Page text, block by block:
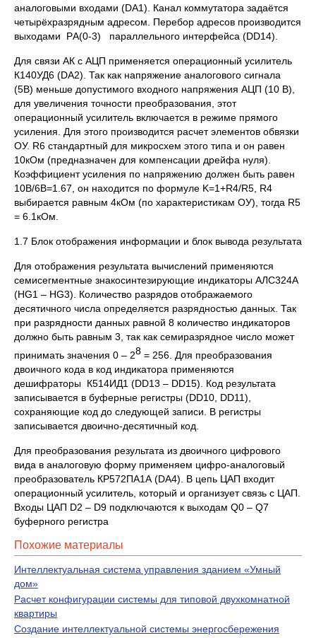
аналоговыми входами (DА1). Канал коммутатора задаётся
четырёхразрядным адресом. Перебор адресов производится
выходами PА(0-3) параллельного интерфейса (DD14).
Для связи АК с АЦП применяется операционный усилитель
К140УД6 (DA2). Так как напряжение аналогового сигнала
(5В) меньше допустимого входного напряжения АЦП (10 В),
для увеличения точности преобразования, этот
операционный усилитель включается в режиме прямого
усиления. Для этого производится расчет элементов обвязки
ОУ. R6 стандартный для микросхем этого типа и он равен
10кОм (предназначен для компенсации дрейфа нуля).
Коэффициент усиления по напряжению должен быть равен
10В/6В=1.67, он находится по формуле K=1+R4/R5, R4
выбирается равным 4кОм (по характеристикам ОУ), тогда R5
= 6.1кОм.
1.7 Блок отображения информации и блок вывода результата
Для отображения результата вычислений применяются
семисегментные знакосинтезирующие индикаторы АЛС324А
(HG1 – HG3). Количество разрядов отображаемого
десятичного числа определяется разрядностью данных. Так
при разрядности данных равной 8 количество индикаторов
должно быть равным 3, так как семиразрядное число может
принимать значения 0 – 28 = 256. Для преобразования
двоичного кода в код индикатора применяются
дешифраторы К514ИД1 (DD13 – DD15). Код результата
записывается в буферные регистры (DD10, DD11),
сохраняющие код до следующей записи. В регистры
записывается двоично-десятичный код.
Для преобразования результата из двоичного цифрового
вида в аналоговую форму применяем цифро-аналоговый
преобразователь КР572ПА1А (DА4). В цепь ЦАП входит
операционный усилитель, который и организует связь с ЦАП.
Входы ЦАП D2 – D9 подключаются к выходам Q0 – Q7
буферного регистра
Похожие материалы
Интеллектуальная система управления зданием «Умный
дом»
Расчет конфигурации системы для типовой двухкомнатной
квартиры
Создание интеллектуальной системы энергосбережения